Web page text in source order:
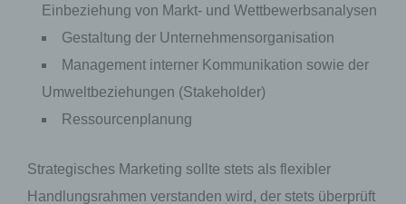
Einbeziehung von Markt- und Wettbewerbsanalysen
Gestaltung der Unternehmensorganisation
Management interner Kommunikation sowie der
Umweltbeziehungen (Stakeholder)
Ressourcenplanung
Strategisches Marketing sollte stets als flexibler
Handlungsrahmen verstanden wird, der stets überprüft